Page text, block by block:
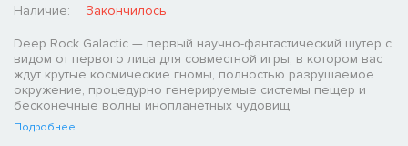
Наличие:
Закончилось
Deep Rock Galactic — первый научно-фантастический шутер с
видом от первого лица для совместной игры, в котором вас
ждут крутые космические гномы, полностью разрушаемое
окружение, процедурно генерируемые системы пещер и
бесконечные волны инопланетных чудовищ.
Подробнее